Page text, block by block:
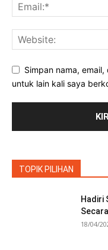
Simpan nama,
untuk lain kali saya
TOPIK PILIHAN
Hadiri
18/04/